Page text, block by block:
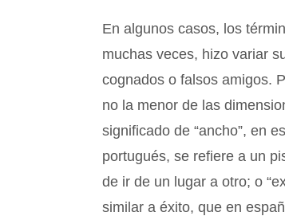
En algunos casos, los
muchas veces, hizo variar
cognados o falsos amigos.
no la menor de las
significado de “ancho”, en
portugués, se refiere a un
de ir de un lugar a otro; o
similar a éxito, que en